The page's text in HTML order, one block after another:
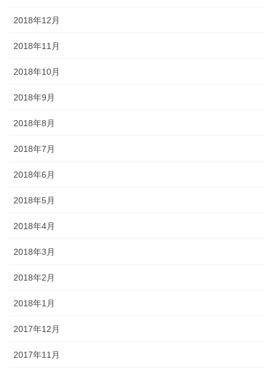
2018年12月
2018年11月
2018年10月
2018年9月
2018年8月
2018年7月
2018年6月
2018年5月
2018年4月
2018年3月
2018年2月
2018年1月
2017年12月
2017年11月